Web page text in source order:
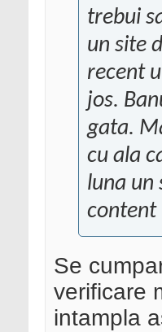
trebui
un site
recent
jos.
gata.
cu ala
luna un
content
Se
verificare
intampla